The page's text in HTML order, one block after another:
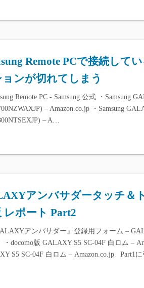
Remote PCで接続して
ョンが切れてしまう
Remote PC - Samsung 公式 ・Samsung
– Amazon.co.jp ・Samsung
– A…
アンバサダータッチ＆
レポート Part2
アンバサダー』登録用フォーム –
・docomo版 GALAXY S5 SC-04F 白ロム –
S5 SC-04F 白ロム – Amazon.co.jp Part1